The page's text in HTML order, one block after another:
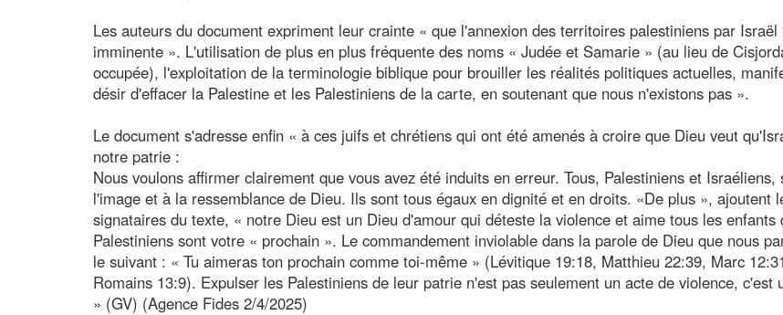
Les auteurs du document expriment leur crainte « que l'annexion des territoires palestiniens par Israël
imminente ». L'utilisation de plus en plus fréquente des noms « Judée et Samarie » (au lieu de
occupée), l'exploitation de la terminologie biblique pour brouiller les réalités politiques actuelles,
désir d'effacer la Palestine et les Palestiniens de la carte, en soutenant que nous n'existons pas ».
Le document s'adresse enfin « à ces juifs et chrétiens qui ont été amenés à croire que Dieu veut
notre patrie :
Nous voulons affirmer clairement que vous avez été induits en erreur. Tous, Palestiniens et Israéliens,
l'image et à la ressemblance de Dieu. Ils sont tous égaux en dignité et en droits. «De plus », ajoutent
signataires du texte, « notre Dieu est un Dieu d'amour qui déteste la violence et aime tous les enfants
Palestiniens sont votre « prochain ». Le commandement inviolable dans la parole de Dieu que nous
le suivant : « Tu aimeras ton prochain comme toi-même » (Lévitique 19:18, Matthieu 22:39, Marc
Romains 13:9). Expulser les Palestiniens de leur patrie n'est pas seulement un acte de violence, c'est
» (GV) (Agence Fides 2/4/2025)